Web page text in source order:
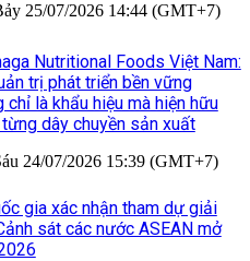
25/07/2026 14:44 (GMT+7)
Nutritional Foods Việt Nam:
trị phát triển bền vững
chỉ là khẩu hiệu mà hiện hữu
dây chuyền sản xuất
24/07/2026 15:39 (GMT+7)
gia xác nhận tham dự giải
sát các nước ASEAN mở